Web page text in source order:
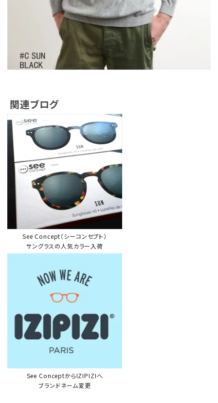
関連ブログ
See Concept（シーコンセプト）
サングラスの人気カラー入荷
See ConceptからIZIPIZIへ
ブランドネーム変更